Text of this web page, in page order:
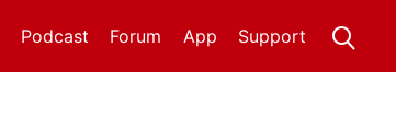
Support
App
Forum
Podcast